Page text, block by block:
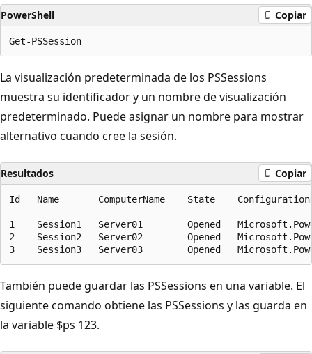
PowerShell Copiar
La visualización predeterminada de los PSSessions
muestra su identificador y un nombre de visualización
predeterminado. Puede asignar un nombre para mostrar
alternativo cuando cree la sesión.
Resultados Copiar
Id   Name       ComputerName    State
---  ----       ------------    -----
1    Session1   Server01        Opened
2    Session2   Server02        Opened
También puede guardar las PSSessions en una variable. El
siguiente comando obtiene las PSSessions y las guarda en
la variable $ps 123.